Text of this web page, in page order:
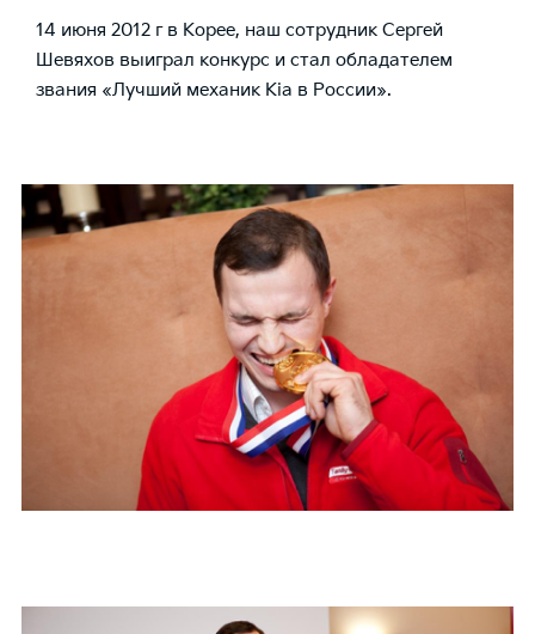
14 июня 2012 г в Корее, наш сотрудник Сергей
Шевяхов выиграл конкурс и стал обладателем
звания «Лучший механик Kia в России».